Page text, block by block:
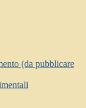
(da pubblicare